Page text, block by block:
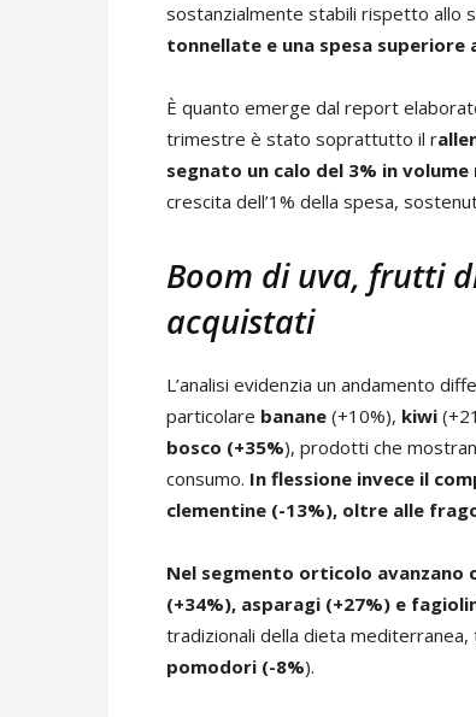
sostanzialmente stabili rispetto allo
tonnellate e una spesa superiore
È quanto emerge dal report
trimestre è stato soprattutto il r
segnato un calo del 3% in
crescita dell’1% della spesa,
Boom di uva, frutti
acquistati
L’analisi evidenzia un andamento
particolare banane (+10%), kiwi
bosco (+35%), prodotti che
consumo. In flessione invece il
clementine (-13%), oltre alle
Nel segmento orticolo avanzano
(+34%), asparagi (+27%) e
tradizionali della dieta mediterranea,
pomodori (-8%).